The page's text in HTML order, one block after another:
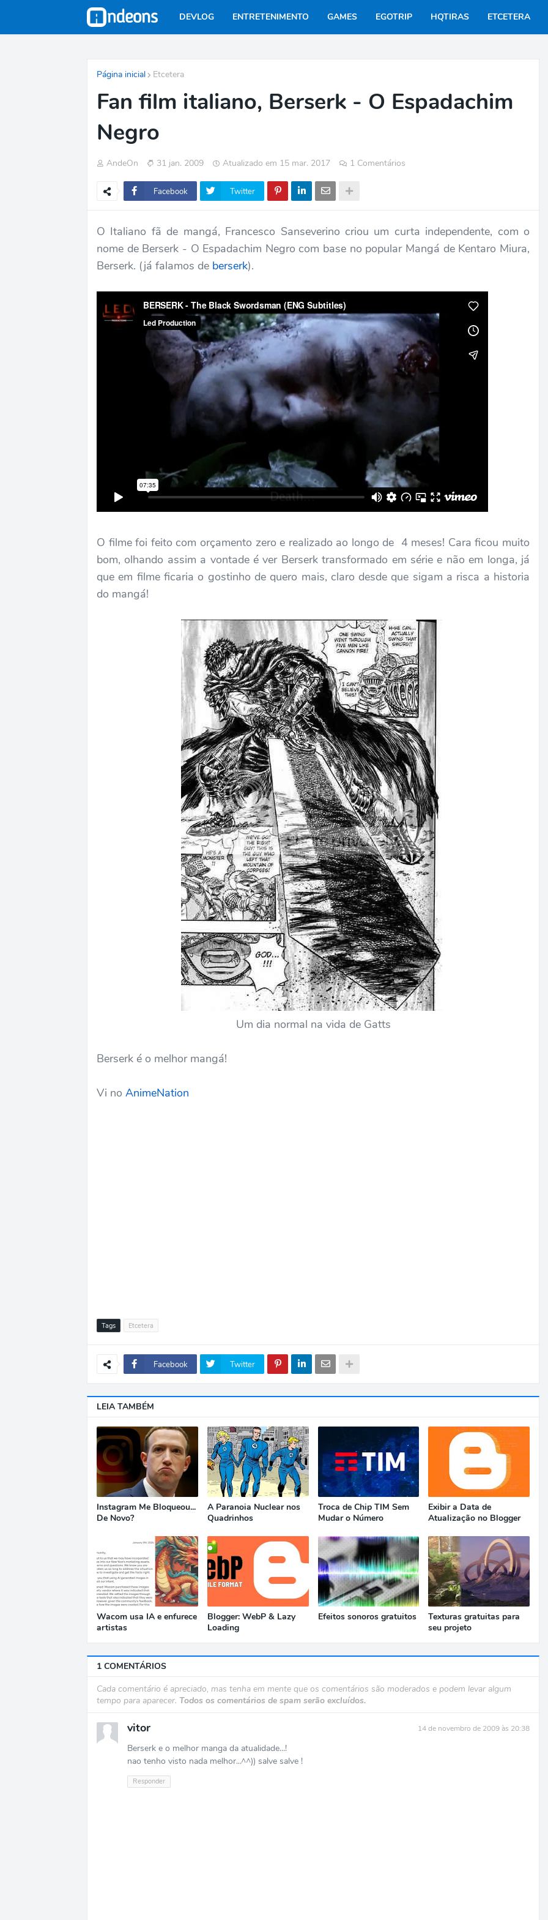
DEVLOG ENTRETENIMENTO GAMES EGOTRIP HQTIRAS ETCETERA
Página inicial Etcetera
Fan film italiano, Berserk - O Espadachim
Negro
AndeOn 31 jan. 2009 Atualizado em 15 mar. 2017 1 Comentários
Facebook Twitter
O Italiano fã de mangá, Francesco Sanseverino criou um curta independente, com o
nome de Berserk - O Espadachim Negro com base no popular Mangá de Kentaro Miura,
Berserk. (já falamos de berserk).
O filme foi feito com orçamento zero e realizado ao longo de 4 meses! Cara ficou muito
bom, olhando assim a vontade é ver Berserk transformado em série e não em longa, já
que em filme ficaria o gostinho de quero mais, claro desde que sigam a risca a historia
do mangá!
Um dia normal na vida de Gatts
Berserk é o melhor mangá!
Vi no AnimeNation
Tags Etcetera
Facebook Twitter
LEIA TAMBÉM
Instagram Me Bloqueou...
De Novo?
A Paranoia Nuclear nos
Quadrinhos
Troca de Chip TIM Sem
Mudar o Número
Exibir a Data de
Atualização no Blogger
Wacom usa IA e enfurece
artistas
Blogger: WebP & Lazy
Loading
Efeitos sonoros gratuitos
Texturas gratuitas para
seu projeto
1 COMENTÁRIOS
Cada comentário é apreciado, mas tenha em mente que os comentários são moderados e podem levar algum
tempo para aparecer. Todos os comentários de spam serão excluídos.
vitor 14 de novembro de 2009 às 20:38
Berserk e o melhor manga da atualidade...!
nao tenho visto nada melhor...^^)) salve salve !
Responder